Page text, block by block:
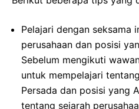
Pelajari dengan seksama
perusahaan dan posisi
Sebelum mengikuti
untuk mempelajari
Persada dan posisi yang
tentang sejarah